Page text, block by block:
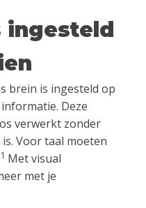
ingesteld
brein is ingesteld op
Deze
verwerkt zonder
Voor taal moeten
1 Met visual
met je